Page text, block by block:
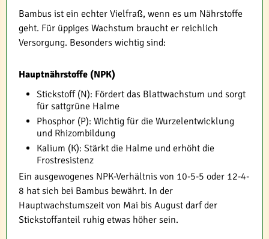
Bambus ist ein echter Vielfraß, wenn es um Nährstoffe
geht. Für üppiges Wachstum braucht er reichlich
Versorgung. Besonders wichtig sind:
Hauptnährstoffe (NPK)
Stickstoff (N): Fördert das Blattwachstum und sorgt
für sattgrüne Halme
Phosphor (P): Wichtig für die Wurzelentwicklung
und Rhizombildung
Kalium (K): Stärkt die Halme und erhöht die
Frostresistenz
Ein ausgewogenes NPK-Verhältnis von 10-5-5 oder 12-4-
8 hat sich bei Bambus bewährt. In der
Hauptwachstumszeit von Mai bis August darf der
Stickstoffanteil ruhig etwas höher sein.